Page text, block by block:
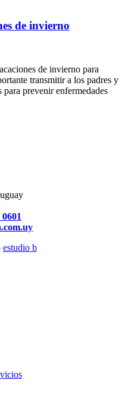
de invierno
de invierno para
transmitir a los padres y
para prevenir enfermedades
estudio b